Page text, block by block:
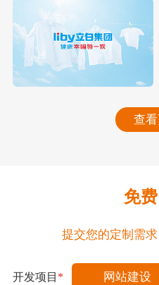
查
免
提交您的定制需
开发项目 * 网站建设